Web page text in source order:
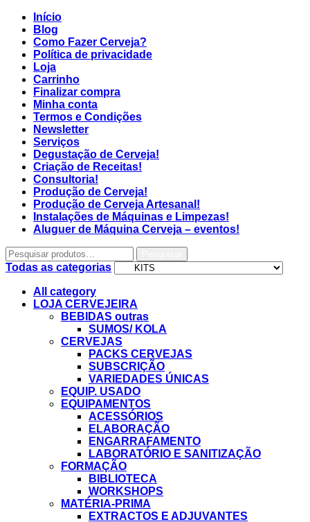
Início
Blog
Como Fazer Cerveja?
Política de privacidade
Loja
Carrinho
Finalizar compra
Minha conta
Termos e Condições
Newsletter
Serviços
Degustação de Cerveja!
Criação de Receitas!
Consultoria!
Produção de Cerveja!
Produção de Cerveja Artesanal!
Instalações de Máquinas e Limpezas!
Aluguer de Máquina Cerveja – eventos!
Todas as categorias
All category
LOJA CERVEJEIRA
BEBIDAS outras
SUMOS/ KOLA
CERVEJAS
PACKS CERVEJAS
SUBSCRIÇÃO
VARIEDADES ÚNICAS
EQUIP. USADO
EQUIPAMENTOS
ACESSÓRIOS
ELABORAÇÃO
ENGARRAFAMENTO
LABORATÓRIO E SANITIZAÇÃO
FORMAÇÃO
BIBLIOTECA
WORKSHOPS
MATÉRIA-PRIMA
EXTRACTOS E ADJUVANTES